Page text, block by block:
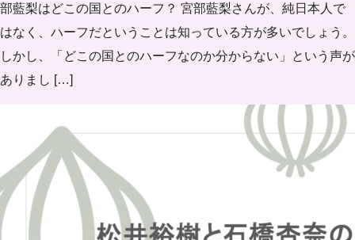
部藍梨はどこの国とのハーフ？ 宮部藍梨さんが、純日本人で
はなく、ハーフだということは知っている方が多いでしょう。
しかし、「どこの国とのハーフなのか分からない」という声が
ありまし […]